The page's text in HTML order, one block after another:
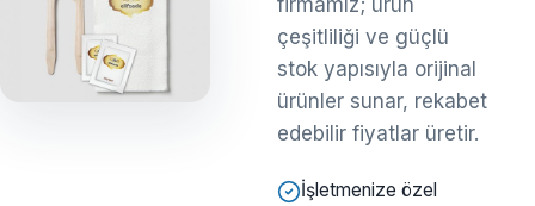
firmamız; ürün
çeşitliliği ve güçlü
stok yapısıyla orijinal
ürünler sunar, rekabet
edebilir fiyatlar üretir.
İşletmenize özel